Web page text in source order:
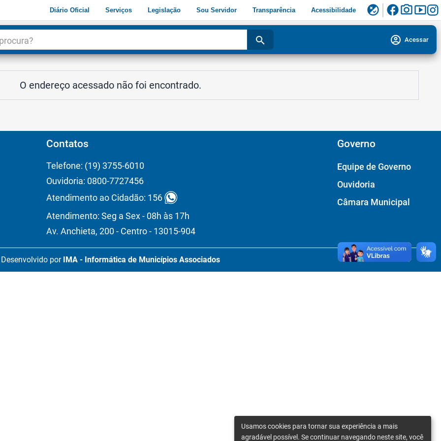
Diário Oficial Serviços Legislação Sou Servidor Transparência Acessibilidade flaky facebookphoto_camerasmart_display
search account_circle Acessar
O endereço acessado não foi encontrado.
Contatos
Telefone: (19) 3755-6010
Ouvidoria: 0800-7727456
Atendimento ao Cidadão: 156
Atendimento: Seg a Sex - 08h às 17h
Av. Anchieta, 200 - Centro - 13015-904
Governo
Equipe de Governo
Ouvidoria
Câmara Municipal
Desenvolvido por IMA - Informática de Municípios Associados
Usamos cookies para tornar sua experiência a mais
agradável possível. Se continuar navegando neste site, você